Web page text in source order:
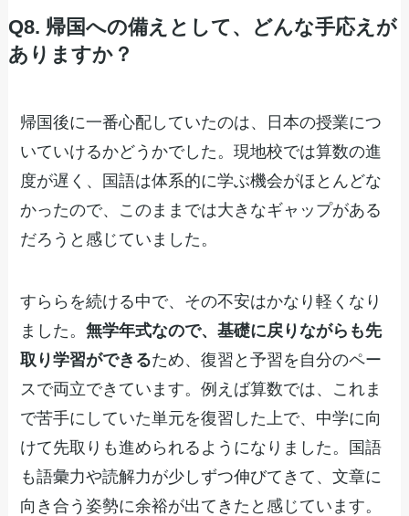
Q8. 帰国への備えとして、どんな手応えが
ありますか？
帰国後に一番心配していたのは、日本の授業につ
いていけるかどうかでした。現地校では算数の進
度が遅く、国語は体系的に学ぶ機会がほとんどな
かったので、このままでは大きなギャップがある
だろうと感じていました。
すららを続ける中で、その不安はかなり軽くなり
ました。無学年式なので、基礎に戻りながらも先
取り学習ができるため、復習と予習を自分のペー
スで両立できています。例えば算数では、これま
で苦手にしていた単元を復習した上で、中学に向
けて先取りも進められるようになりました。国語
も語彙力や読解力が少しずつ伸びてきて、文章に
向き合う姿勢に余裕が出てきたと感じています。